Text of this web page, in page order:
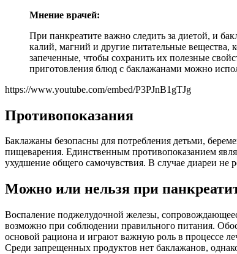
Мнение врачей:
При панкреатите важно следить за диетой, и
калий, магний и другие питательные вещества,
запеченные, чтобы сохранить их полезные
приготовления блюд с баклажанами можно
https://www.youtube.com/embed/P3PJnB1gTJg
Противопоказания
Баклажаны безопасны для потребления детьми,
пищеварения. Единственным противопоказанием
ухудшение общего самочувствия. В случае диареи не
Можно или нельзя при
Воспаление поджелудочной железы,
возможно при соблюдении правильного питания.
основой рациона и играют важную роль в процессе
Среди запрещенных продуктов нет баклажанов,